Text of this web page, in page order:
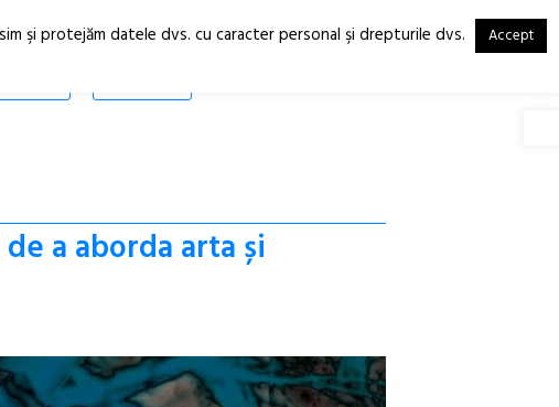
RO
EN
a aborda arta și
şi protejăm datele dvs. cu caracter personal şi drepturile dvs. Accept